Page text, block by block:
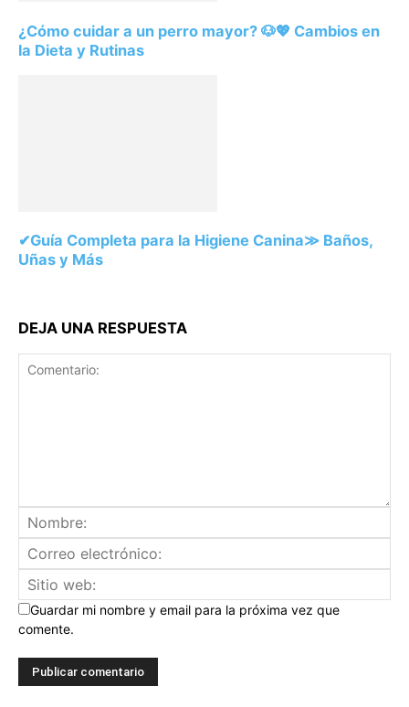
¿Cómo cuidar a un perro mayor? 🐶💖 Cambios en
la Dieta y Rutinas
✔Guía Completa para la Higiene Canina≫ Baños,
Uñas y Más
DEJA UNA RESPUESTA
Guardar mi nombre y email para la próxima vez que
comente.